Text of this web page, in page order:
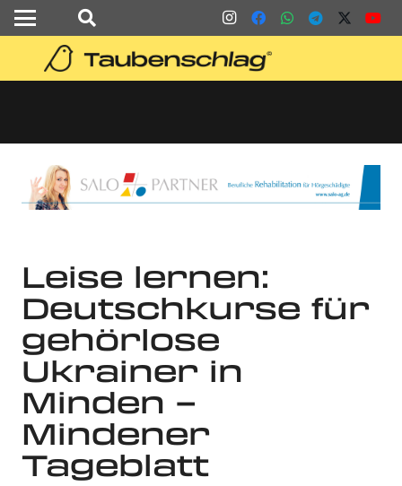
Leise lernen:
Deutschkurse für
gehörlose
Ukrainer in
Minden –
Mindener
Tageblatt